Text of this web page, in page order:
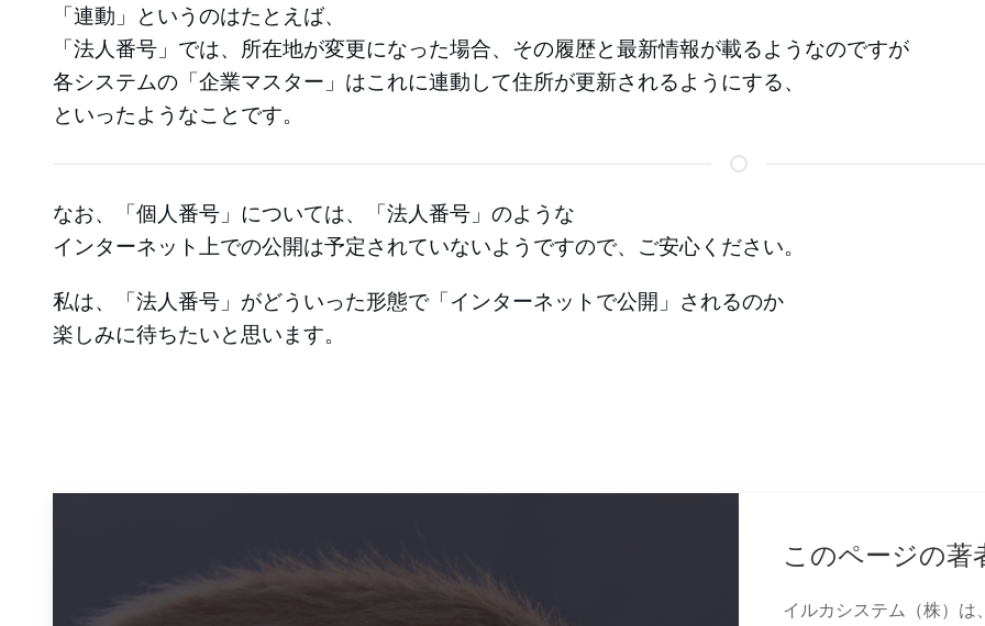
「連動」というのはたとえば、
「法人番号」では、所在地が変更になった場合、その履歴と最新情報が載るようなのですが
各システムの「企業マスター」はこれに連動して住所が更新されるようにする、
といったようなことです。
なお、「個人番号」については、「法人番号」のような
インターネット上での公開は予定されていないようですので、ご安心ください。
私は、「法人番号」がどういった形態で「インターネットで公開」されるのか
楽しみに待ちたいと思います。
このページの著
イルカシステム（株）